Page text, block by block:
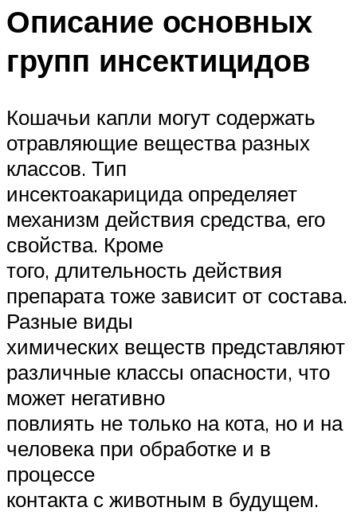
Описание основных
групп инсектицидов
Кошачьи капли могут содержать
отравляющие вещества разных
классов. Тип
инсектоакарицида определяет
механизм действия средства, его
свойства. Кроме
того, длительность действия
препарата тоже зависит от состава.
Разные виды
химических веществ представляют
различные классы опасности, что
может негативно
повлиять не только на кота, но и на
человека при обработке и в
процессе
контакта с животным в будущем.